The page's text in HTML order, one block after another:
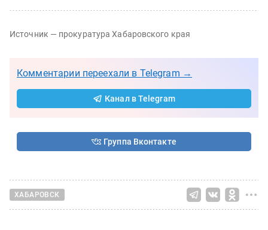
Источник — прокуратура Хабаровского края
Комментарии переехали в Telegram →
Канал в Telegram
Группа Вконтакте
ХАБАРОВСК